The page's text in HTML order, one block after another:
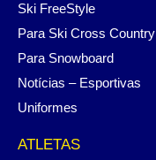
Ski FreeStyle
Para Ski Cross Country
Para Snowboard
Notícias – Esportivas
Uniformes
ATLETAS